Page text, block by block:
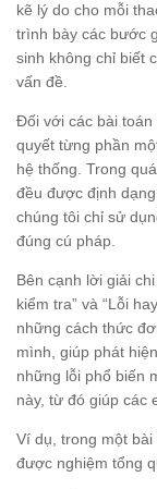
kẽ lý do cho mỗi
trình bày các bước
sinh không chỉ biết
vấn đề.
Đối với các bài
quyết từng phần
hệ thống. Trong
đều được định
chúng tôi chỉ sử
đúng cú pháp.
Bên cạnh lời giải
kiểm tra” và “Lỗi
những cách thức
mình, giúp phát
những lỗi phổ biến
này, từ đó giúp các
Ví dụ, trong một
được nghiệm tổng